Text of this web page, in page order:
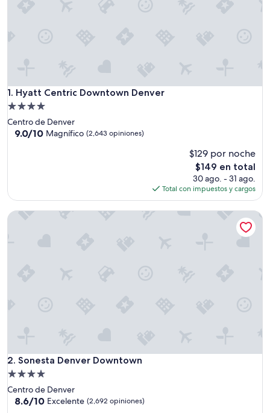
1. Hyatt Centric Downtown Denver
Hyatt Centric Downtown Denver
Propiedad
de
4.0
Centro de Denver
9.0
9.0/10 Magnífico (2,643 opiniones)
$129 por noche
El
precio
actual
es
de
$149 en total
30 ago. - 31 ago.
Total con impuestos y cargos
2. Sonesta Denver Downtown
Sonesta Denver Downtown
Propiedad
de
4.0
Centro de Denver
8.6
8.6/10 Excelente (2,692 opiniones)
Sonesta Denver Downtown